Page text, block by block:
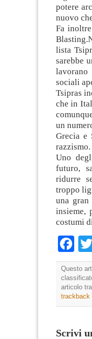
potere
nuovo
Fa
lista
sarebbe
sociali
Tsipras
che in
un
Grecia e
razzismo.
Uno
futuro,
ridurre
troppo
una
insieme,
costumi
Questo
articolo
trackback
Scrivi